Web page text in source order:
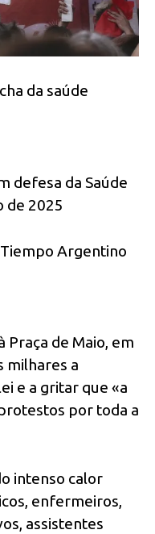
da saúde
defesa da Saúde
de 2025
Argentino
Praça de Maio, em
milhares a
e a gritar que «a
por toda a
intenso calor
enfermeiros,
assistentes